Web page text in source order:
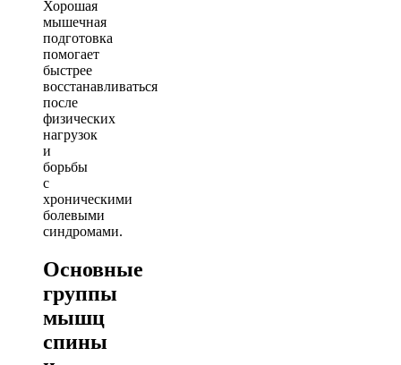
Хорошая
мышечная
подготовка
помогает
быстрее
восстанавливаться
после
физических
нагрузок
и
борьбы
с
хроническими
болевыми
синдромами.
Основные
группы
мышц
спины